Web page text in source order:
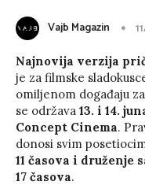
Vajb Magazin
Najnovija verzija
je za filmske
omiljenom događaju
se održava 13. i 14.
Concept Cinema.
donosi svim
11 časova i druženje
17 časova.